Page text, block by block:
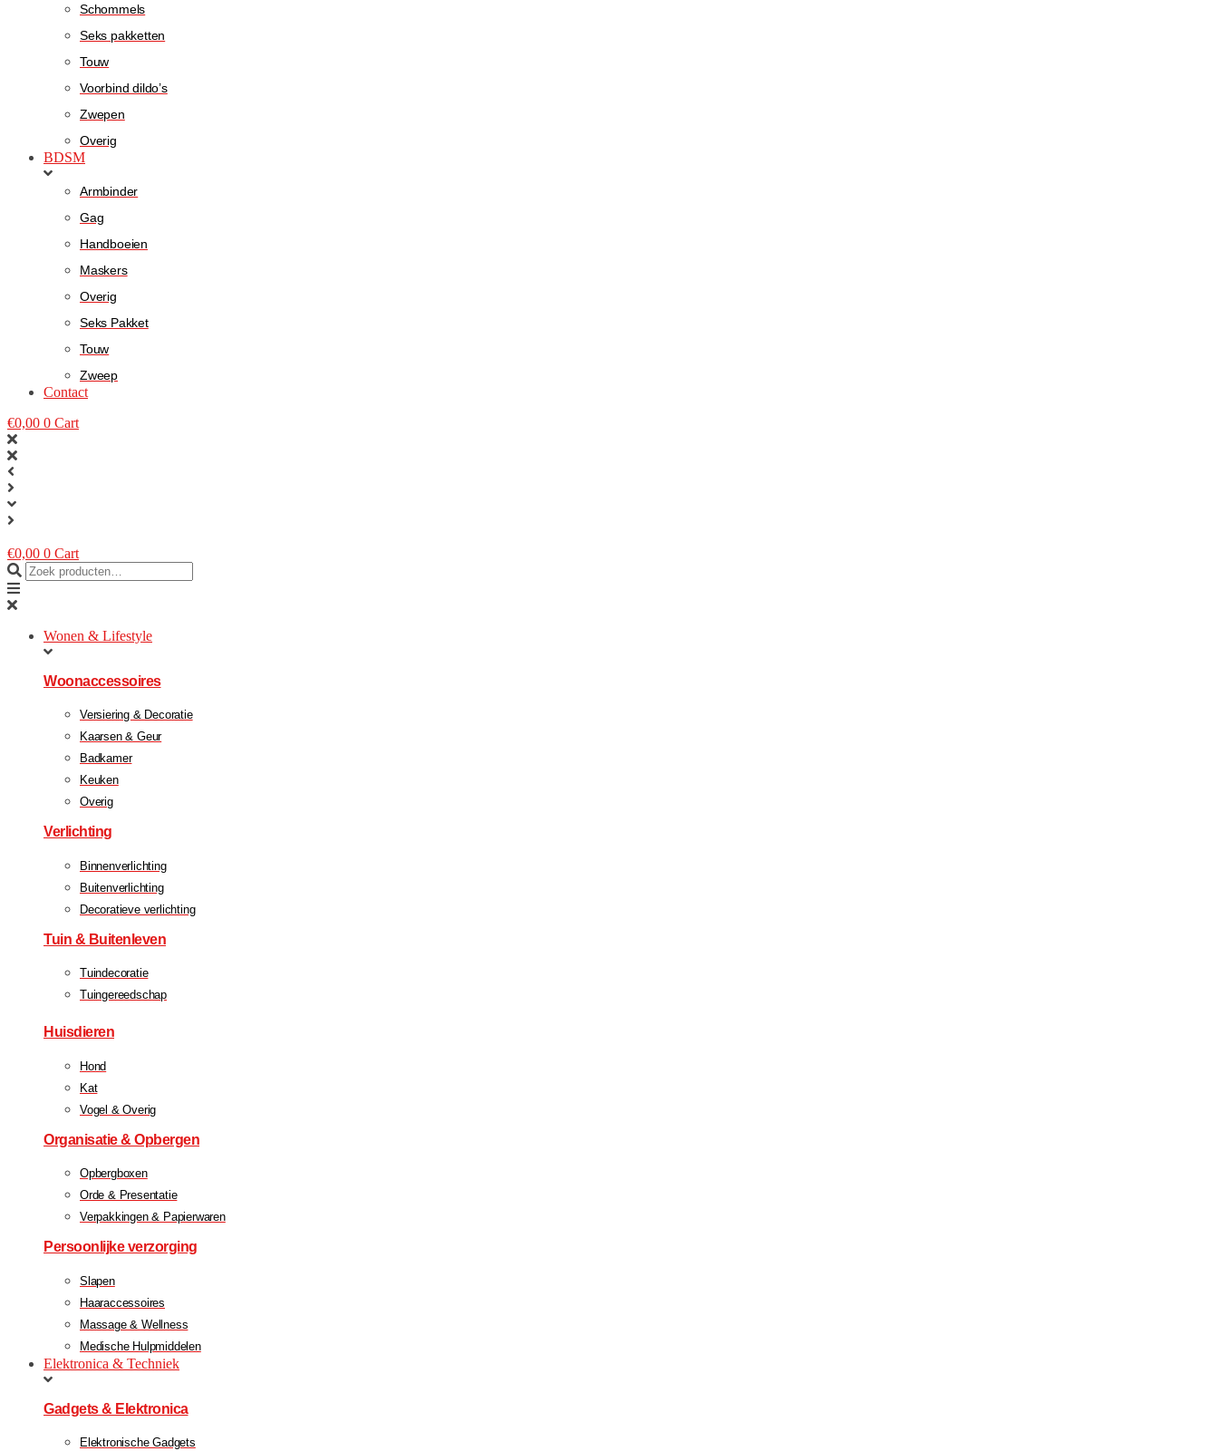
Schommels
Seks pakketten
Touw
Voorbind dildo’s
Zwepen
Overig
BDSM
Armbinder
Gag
Handboeien
Maskers
Overig
Seks Pakket
Touw
Zweep
Contact
€0,00 0 Cart
€0,00 0 Cart
Wonen & Lifestyle
Woonaccessoires
Versiering & Decoratie
Kaarsen & Geur
Badkamer
Keuken
Overig
Verlichting
Binnenverlichting
Buitenverlichting
Decoratieve verlichting
Tuin & Buitenleven
Tuindecoratie
Tuingereedschap
Huisdieren
Hond
Kat
Vogel & Overig
Organisatie & Opbergen
Opbergboxen
Orde & Presentatie
Verpakkingen & Papierwaren
Persoonlijke verzorging
Slapen
Haaraccessoires
Massage & Wellness
Medische Hulpmiddelen
Elektronica & Techniek
Gadgets & Elektronica
Elektronische Gadgets